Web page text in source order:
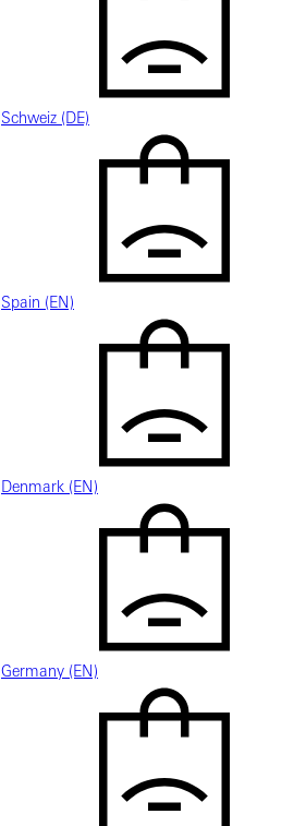
Schweiz (DE)
Spain (EN)
Denmark (EN)
Germany (EN)